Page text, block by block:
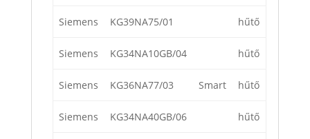
Siemens KG39NA75/01 hűtő
Siemens KG34NA10GB/04 hűtő
Siemens KG36NA77/03 Smart hűtő
Siemens KG34NA40GB/06 hűtő